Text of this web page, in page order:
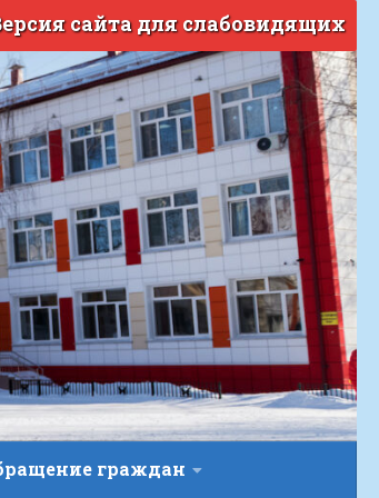
сайта для слабовидящих
граждан